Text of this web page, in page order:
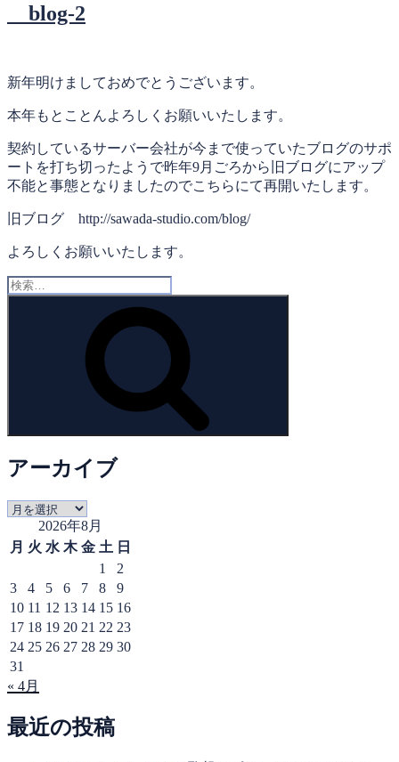
blog-2
新年明けましておめでとうございます。
本年もとことんよろしくお願いいたします。
契約しているサーバー会社が今まで使っていたブログのサポ
ートを打ち切ったようで昨年9月ごろから旧ブログにアップ
不能と事態となりましたのでこちらにて再開いたします。
旧ブログ http://sawada-studio.com/blog/
よろしくお願いいたします。
検
アーカイブ
ア
カ
ブ
2026年8月
月 火 水 木 金 土 日
1
2
3
4 5 6 7 8
9
10 11 12 13 14 15 16
17 18 19 20 21 22 23
24 25 26 27 28 29 30
31
« 4月
最近の投稿